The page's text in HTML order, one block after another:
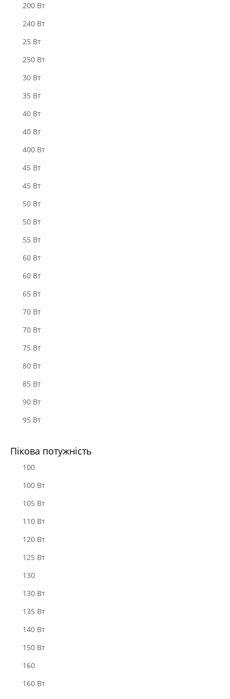
200 Вт
240 Вт
25 Вт
250 Вт
30 Вт
35 Вт
40 Bт
40 Вт
400 Вт
45 Вт
45 Вт
50 Bт
50 Вт
55 Bт
60 Вт
60 Вт
65 Вт
70 Bт
70 Вт
75 Bт
80 Вт
85 Bт
90 Вт
95 Вт
Пікова потужність
100
100 Вт
105 Вт
110 Вт
120 Вт
125 Вт
130
130 Вт
135 Вт
140 Вт
150 Вт
160
160 Bт